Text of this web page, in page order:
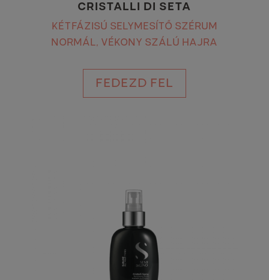
CRISTALLI DI SETA
KÉTFÁZISÚ SELYMESÍTŐ SZÉRUM
NORMÁL, VÉKONY SZÁLÚ HAJRA
FEDEZD FEL